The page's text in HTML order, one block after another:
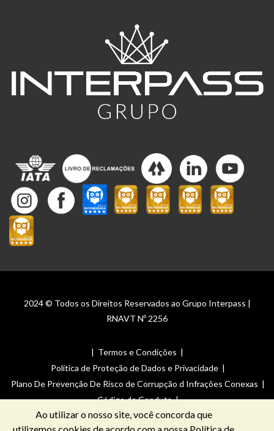
2024 © Todos os Direitos Reservados ao Grupo Interpass |
RNAVT Nº 2256
| Termos e Condições |
Política de Proteção de Dados e Privacidade |
Plano De Prevenção De Risco de Corrupção d Infrações Conexas |
Código de Conduta|
Canal de Denúncias _ Plano De Prevenção De Risco de Corrupção
Ao utilizar o nosso site, você concorda que